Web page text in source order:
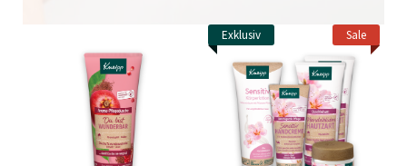
Sale
Exklusiv